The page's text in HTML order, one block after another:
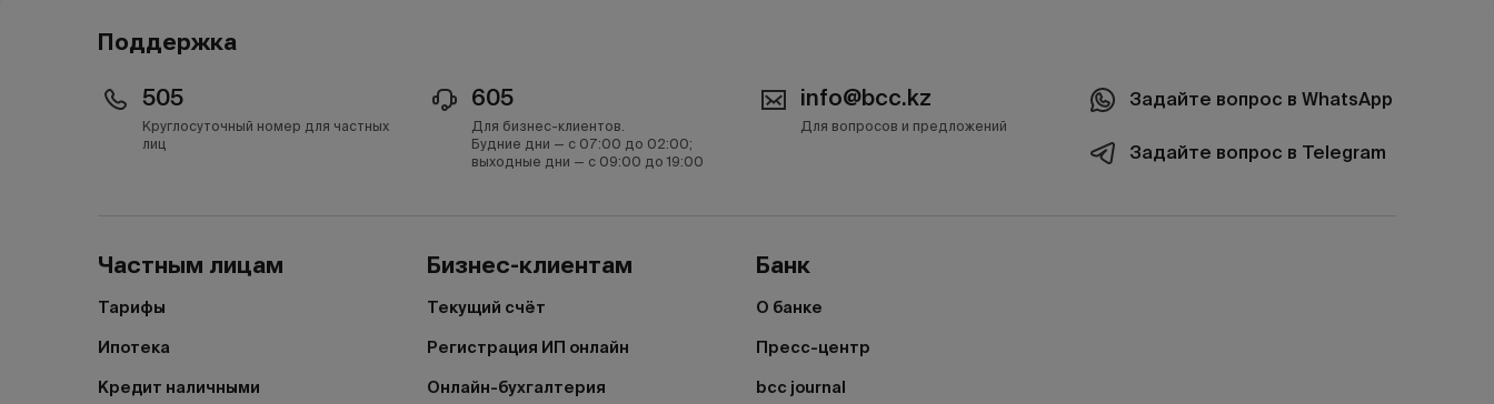
Поддержка
505
Круглосуточный номер для частных
лиц
605
Для бизнес-клиентов.
Будние дни — с 07:00 до 02:00;
выходные дни — с 09:00 до 19:00
info@bcc.kz
Для вопросов и предложений
Задайте вопрос в WhatsApp
Задайте вопрос в Telegram
Частным лицам
Тарифы
Ипотека
Кредит наличными
Бизнес-клиентам
Текущий счёт
Регистрация ИП онлайн
Онлайн-бухгалтерия
Банк
О банке
Пресс-центр
bcc journal